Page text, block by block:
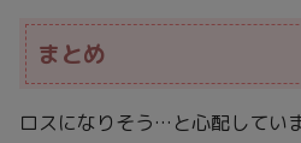
まとめ
ロスになりそう…と心配してい